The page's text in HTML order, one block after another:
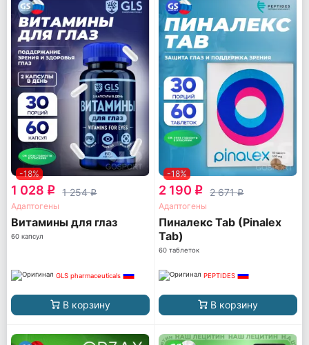
-18%
1 028 q 1 254q
Адаптогены
Витамины для глаз
60 капсул
GLS pharmaceuticals
В корзину
-18%
2 190 q 2 671q
Адаптогены
Пиналекс Tab (Pinalex
Tab)
60 таблеток
PEPTIDES
В корзину